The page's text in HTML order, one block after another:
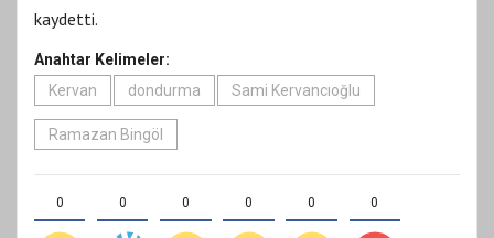
kaydetti.
Anahtar Kelimeler:
Kervan
dondurma Sami Kervancıoğlu
Ramazan Bingöl
0 0 0 0 0 0